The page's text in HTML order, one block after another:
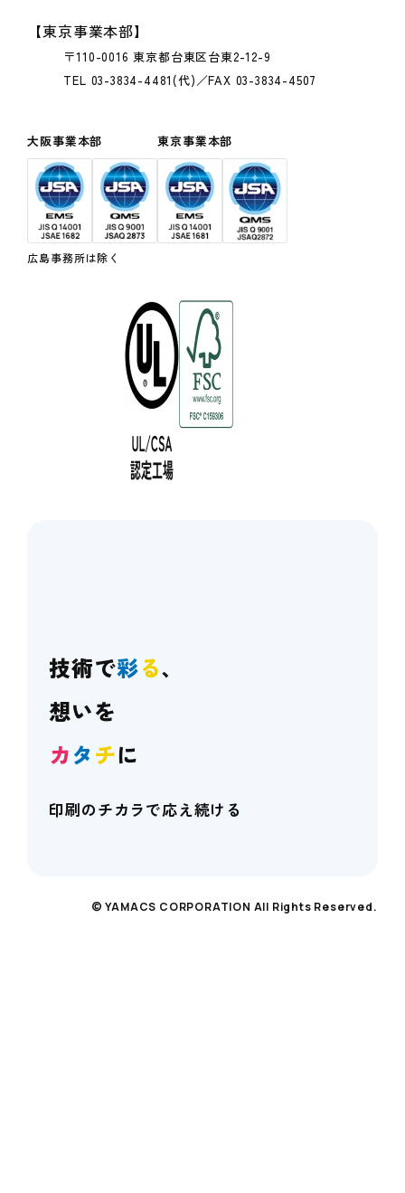
【東京事業本部】
〒110-0016 東京都台東区台東2-12-9
TEL 03-3834-4481(代)／FAX 03-3834-4507
大阪事業本部
広島事務所は除く
東京事業本部
技術で彩る、
想いを
カタチに
印刷のチカラで応え続ける
© YAMACS CORPORATION All Rights Reserved.